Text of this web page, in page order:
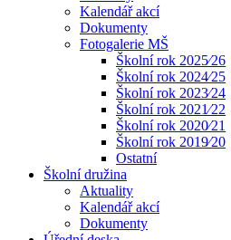
Kalendář akcí
Dokumenty
Fotogalerie MŠ
Školní rok 2025⁄26
Školní rok 2024⁄25
Školní rok 2023⁄24
Školní rok 2021⁄22
Školní rok 2020⁄21
Školní rok 2019⁄20
Ostatní
Školní družina
Aktuality
Kalendář akcí
Dokumenty